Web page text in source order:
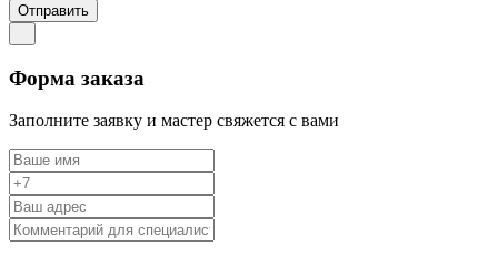
Отправить
Форма заказа
Заполните заявку и мастер свяжется с вами